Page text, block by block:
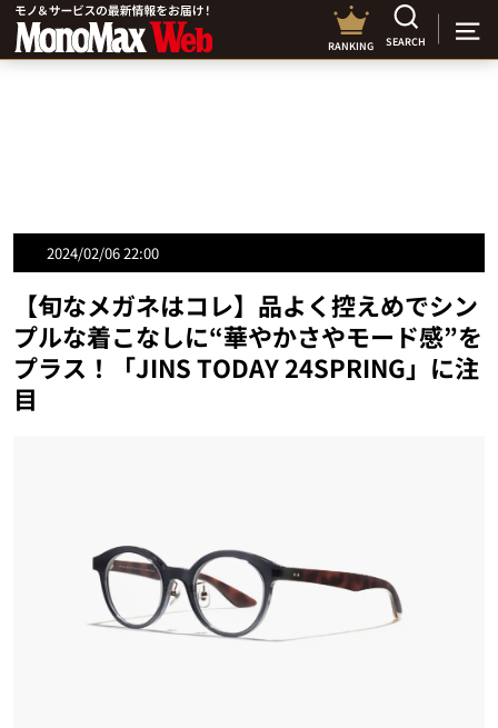
RANKING SEARCH
2024/02/06 22:00
【旬なメガネはコレ】品よく控えめでシン
プルな着こなしに“華やかさやモード感”を
プラス！「JINS TODAY 24SPRING」に注
目